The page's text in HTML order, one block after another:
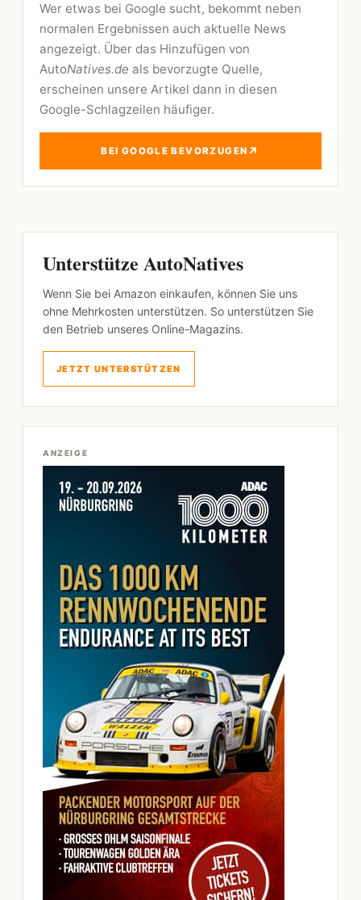
Wer etwas bei Google sucht, bekommt neben
normalen Ergebnissen auch aktuelle News
angezeigt. Über das Hinzufügen von
AutoNatives.de als bevorzugte Quelle,
erscheinen unsere Artikel dann in diesen
Google-Schlagzeilen häufiger.
BEI GOOGLE BEVORZUGEN ↗
Unterstütze AutoNatives
Wenn Sie bei Amazon einkaufen, können Sie uns
ohne Mehrkosten unterstützen. So unterstützen Sie
den Betrieb unseres Online-Magazins.
JETZT UNTERSTÜTZEN
ANZEIGE